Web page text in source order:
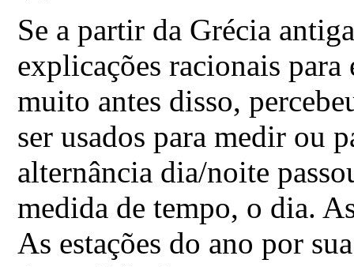
Se a partir da Grécia
explicações racionais para
muito antes disso,
ser usados para medir ou
alternância dia/noite
medida de tempo, o dia.
As estações do ano por